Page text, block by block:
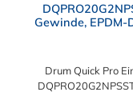
Gewinde, EPDM-
Drum Quick Pro